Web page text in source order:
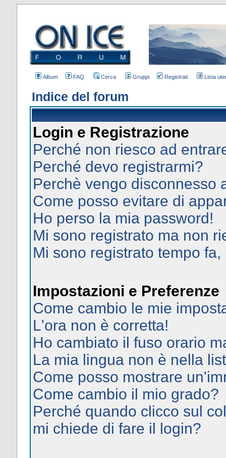
Album FAQ Cerca Gruppi Registrati Lista
Indice del forum
Login e Registrazione
Perché non riesco ad
Perché devo registrarmi?
Perchè vengo disconnesso
Come posso evitare di
Ho perso la mia password!
Mi sono registrato ma non
Mi sono registrato tempo
Impostazioni e Preferenze
Come cambio le mie
L'ora non è corretta!
Ho cambiato il fuso orario
La mia lingua non è nella
Come posso mostrare
Come cambio il mio grado?
Perché quando clicco sul
mi chiede di fare il login?